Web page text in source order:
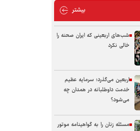
بیشتر مقالات
شب‌های اربعینی که ایران صحنه را
خالی نکرد
اربعین می‌گذرد؛ سرمایه عظیم
خدمت داوطلبانه در همدان چه
می‌شود؟
مسئله زنان را به گواهینامه موتور